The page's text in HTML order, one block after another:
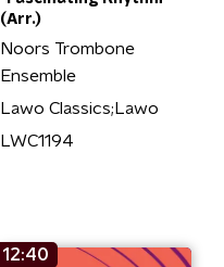
(Arr.)
Noors Trombone
Ensemble
Lawo Classics;Lawo
LWC1194
12:40